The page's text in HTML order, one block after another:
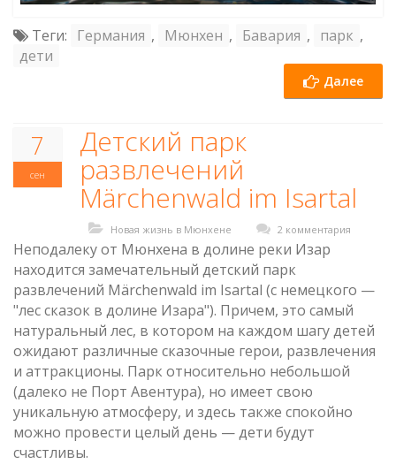
Теги: Германия , Мюнхен , Бавария , парк ,
дети
Далее
7
сен
Детский парк
развлечений
Märchenwald im Isartal
Новая жизнь в Мюнхене 2 комментария
Неподалеку от Мюнхена в долине реки Изар
находится замечательный детский парк
развлечений Märchenwald im Isartal (с немецкого —
"лес сказок в долине Изара"). Причем, это самый
натуральный лес, в котором на каждом шагу детей
ожидают различные сказочные герои, развлечения
и аттракционы. Парк относительно небольшой
(далеко не Порт Авентура), но имеет свою
уникальную атмосферу, и здесь также спокойно
можно провести целый день — дети будут
счастливы.